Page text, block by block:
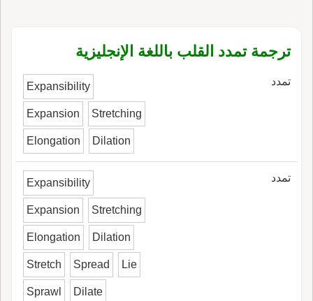
ترجمة تمدد القلب باللغة الإنجليزية
تمدد Expansibility
Expansion Stretching
Elongation Dilation
تمدد Expansibility
Expansion Stretching
Elongation Dilation
Stretch Spread Lie
Sprawl Dilate